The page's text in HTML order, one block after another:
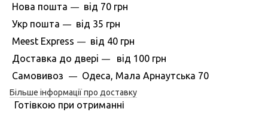
Нова пошта — вiд 70 грн
Укр пошта — вiд 35 грн
Meest Express — вiд 40 грн
Доставка до дверi —вiд 100 грн
Самовивоз
— Одеса, Мала Арнаутська 70
Більше інформації про доставку
Готівкою при отриманні